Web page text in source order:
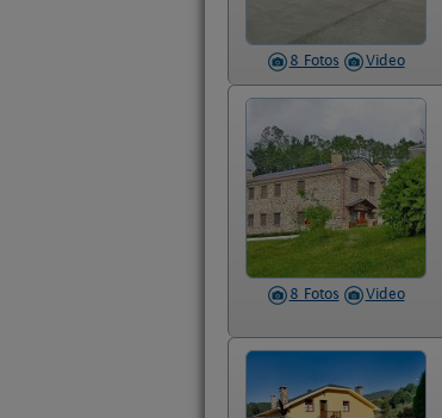
8 Fotos Video
8 Fotos Video